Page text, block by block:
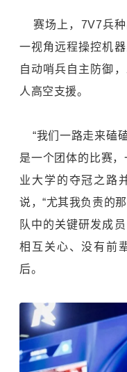
赛场上，7V7兵种
一视角远程操控机
自动哨兵自主防御
人高空支援。
“我们一路走来磕
是一个团体的比赛
业大学的夺冠之路
说，“尤其我负责的
队中的关键研发成
相互关心、没有前
后。